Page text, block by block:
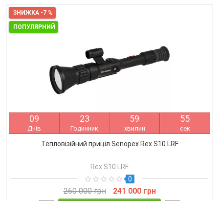
ЗНИЖКА -7 %
ПОПУЛЯРНИЙ
09
Днів
23
Годинник
59
хвилин
55
сек
Тепловізійний приціл Senopex Rex S10 LRF
Rex S10 LRF
0
260 000 грн 241 000 грн